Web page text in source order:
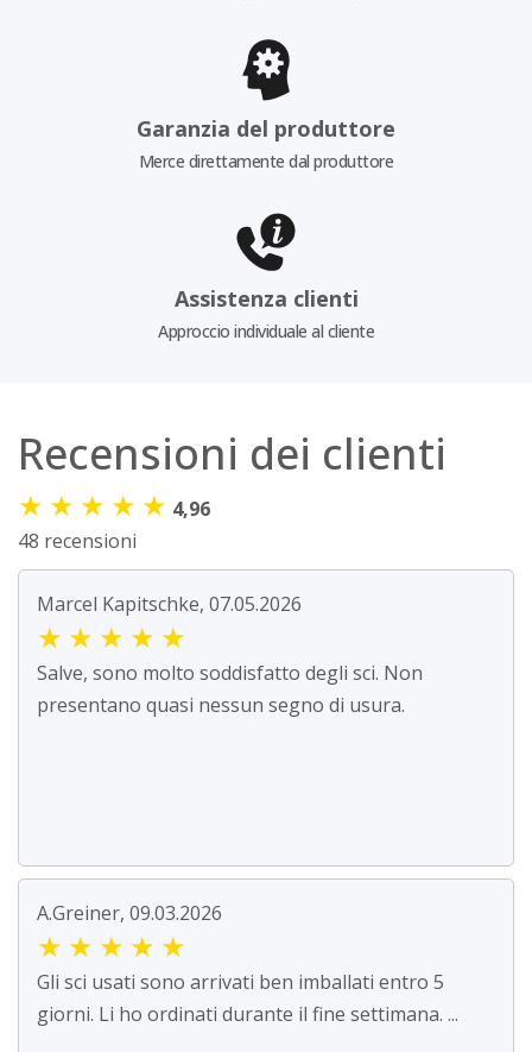
Garanzia del produttore
Merce direttamente dal produttore
Assistenza clienti
Approccio individuale al cliente
Recensioni dei clienti
★ ★ ★ ★ ★ 4,96
48 recensioni
Marcel Kapitschke, 07.05.2026
★ ★ ★ ★ ★
Salve, sono molto soddisfatto degli sci. Non
presentano quasi nessun segno di usura.
A.Greiner, 09.03.2026
★ ★ ★ ★ ★
Gli sci usati sono arrivati ben imballati entro 5
giorni. Li ho ordinati durante il fine settimana. ...